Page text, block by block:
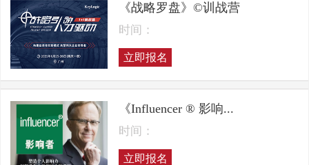
《战略罗盘》©训战营
时间：
立即报名
《Influencer ® 影响...
时间：
立即报名